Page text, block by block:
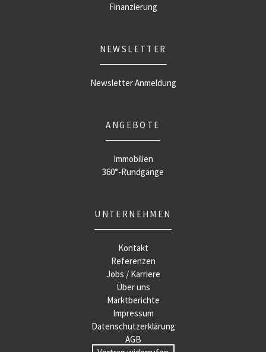
Finanzierung
NEWSLETTER
Newsletter Anmeldung
ANGEBOTE
Immobilien
360°-Rundgänge
UNTERNEHMEN
Kontakt
Referenzen
Jobs / Karriere
Über uns
Marktberichte
Impressum
Datenschutzerklärung
AGB